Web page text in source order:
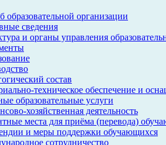
образовательной организации
сведения
и органы управления
состав
техническое обеспечение и
образовательные услуги
хозяйственная деятельность
места для приёма (перевода)
и меры поддержки обучающихся
сотрудничество